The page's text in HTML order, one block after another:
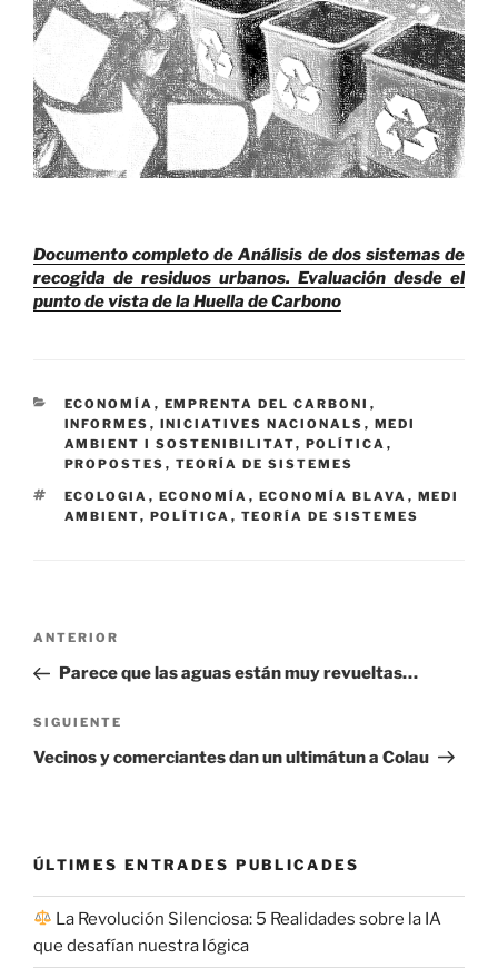
Documento completo de Análisis de dos sistemas de
recogida de residuos urbanos. Evaluación desde el
punto de vista de la Huella de Carbono
CATEGORÍAS
ECONOMÍA , EMPRENTA DEL CARBONI ,
INFORMES , INICIATIVES NACIONALS , MEDI
AMBIENT I SOSTENIBILITAT, POLÍTICA ,
PROPOSTES , TEORÍA DE SISTEMES
ETIQUETAS
ECOLOGIA , ECONOMÍA , ECONOMÍA BLAVA , MEDI
AMBIENT, POLÍTICA , TEORÍA DE SISTEMES
Navegación
entradas
Entrada
anterior:
ANTERIOR
Parece que las aguas están muy revueltas…
Siguiente
entrada
SIGUIENTE
Vecinos y comerciantes dan un ultimátun a Colau
ÚLTIMES ENTRADES PUBLICADES
La Revolución Silenciosa: 5 Realidades sobre la IA
que desafían nuestra lógica